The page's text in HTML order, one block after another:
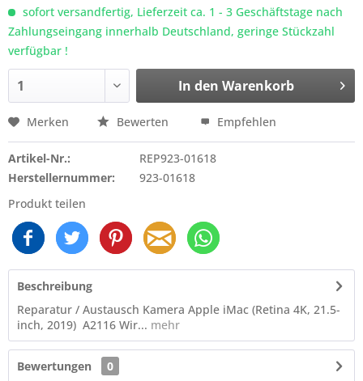
sofort versandfertig, Lieferzeit ca. 1 - 3 Geschäftstage nach
Zahlungseingang innerhalb Deutschland, geringe Stückzahl
verfügbar !
In den Warenkorb
Merken Bewerten Empfehlen
Artikel-Nr.:
REP923-01618
Herstellernummer:
923-01618
Produkt teilen
Beschreibung
Reparatur / Austausch Kamera Apple iMac (Retina 4K, 21.5-
inch, 2019) A2116 Wir... mehr
Bewertungen
0